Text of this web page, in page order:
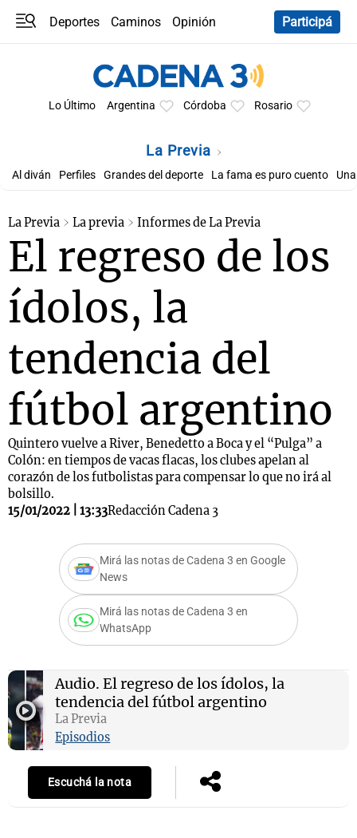
Deportes Caminos
Opinión
Participá
Lo Último Argentina Córdoba Rosario
La Previa
Al diván Perfiles Grandes del deporte La fama es puro cuento
La Previa La previa Informes de La Previa
El regreso de los
ídolos, la
tendencia del
fútbol argentino
Quintero vuelve a River, Benedetto a Boca y el “Pulga” a
Colón: en tiempos de vacas flacas, los clubes apelan al
corazón de los futbolistas para compensar lo que no irá al
bolsillo.
15/01/2022 | 13:33Redacción Cadena 3
Mirá las notas de Cadena 3 en Google
News
Mirá las notas de Cadena 3 en
WhatsApp
Audio. El regreso de los ídolos, la
tendencia del fútbol argentino
La Previa
Episodios
Escuchá la nota
Notas